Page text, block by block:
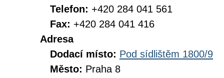
Telefon: +420 284 041 561
Fax: +420 284 041 416
Adresa
Dodací místo: Pod sídlištěm 1800/9
Město: Praha 8